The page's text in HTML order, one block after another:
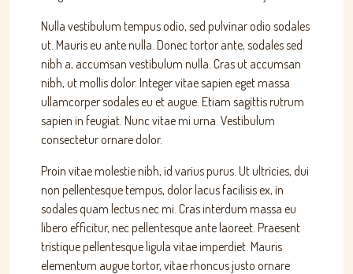
Nulla vestibulum tempus odio, sed pulvinar odio sodales
ut. Mauris eu ante nulla. Donec tortor ante, sodales sed
nibh a, accumsan vestibulum nulla. Cras ut accumsan
nibh, ut mollis dolor. Integer vitae sapien eget massa
ullamcorper sodales eu et augue. Etiam sagittis rutrum
sapien in feugiat. Nunc vitae mi urna. Vestibulum
consectetur ornare dolor.
Proin vitae molestie nibh, id varius purus. Ut ultricies, dui
non pellentesque tempus, dolor lacus facilisis ex, in
sodales quam lectus nec mi. Cras interdum massa eu
libero efficitur, nec pellentesque ante laoreet. Praesent
tristique pellentesque ligula vitae imperdiet. Mauris
elementum augue tortor, vitae rhoncus justo ornare